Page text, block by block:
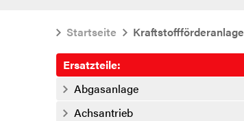
Startseite Kraftstoffförderanlage
Ersatzteile:
Abgasanlage
Achsantrieb